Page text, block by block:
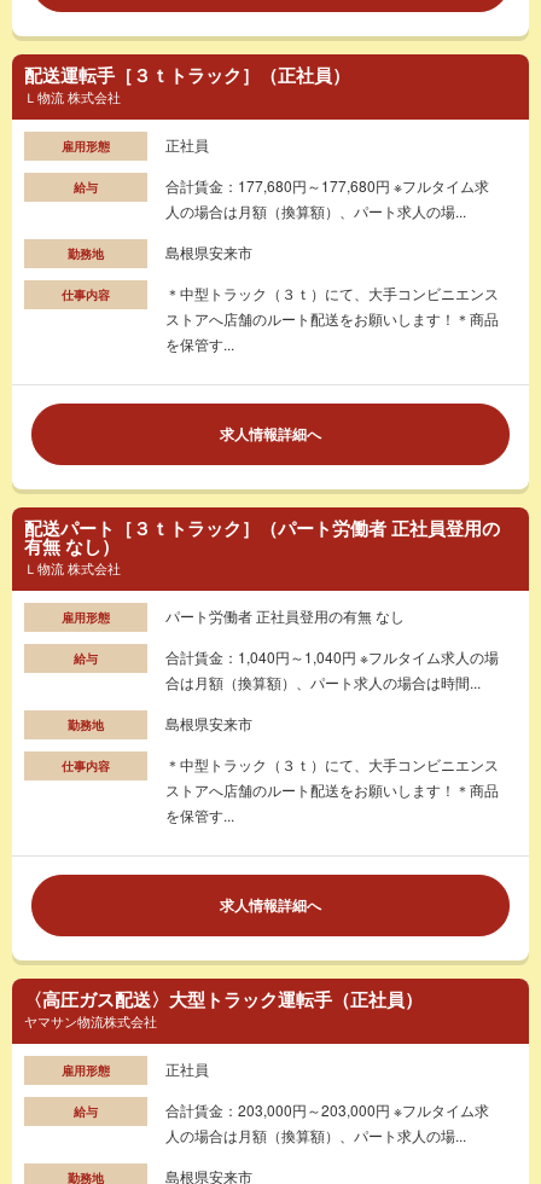
配送運転手［３ｔトラック］（正社員）
Ｌ物流 株式会社
雇用形態 正社員
給与
合計賃金：177,680円～177,680円 ※フルタイム求
人の場合は月額（換算額）、パート求人の場...
勤務地 島根県安来市
仕事内容
＊中型トラック（３ｔ）にて、大手コンビニエンス
ストアへ店舗のルート配送をお願いします！＊商品
を保管す...
求人情報詳細へ
配送パート［３ｔトラック］（パート労働者 正社員登用の
有無 なし）
Ｌ物流 株式会社
雇用形態 パート労働者 正社員登用の有無 なし
給与
合計賃金：1,040円～1,040円 ※フルタイム求人の場
合は月額（換算額）、パート求人の場合は時間...
勤務地 島根県安来市
仕事内容
＊中型トラック（３ｔ）にて、大手コンビニエンス
ストアへ店舗のルート配送をお願いします！＊商品
を保管す...
求人情報詳細へ
〈高圧ガス配送〉大型トラック運転手（正社員）
ヤマサン物流株式会社
雇用形態 正社員
給与
合計賃金：203,000円～203,000円 ※フルタイム求
人の場合は月額（換算額）、パート求人の場...
勤務地 島根県安来市